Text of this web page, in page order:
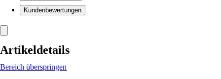
Kundenbewertungen
Artikeldetails
Bereich überspringen